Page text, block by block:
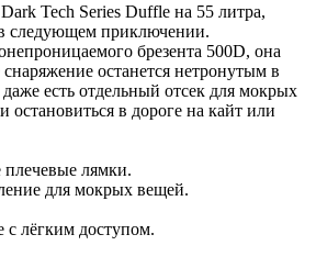
Tech Series Duffle на 55 литра,
следующем приключении.
брезента 500D, она
останется нетронутым в
есть отдельный отсек для мокрых
в дороге на кайт или
лямки.
для мокрых вещей.
с лёгким доступом.